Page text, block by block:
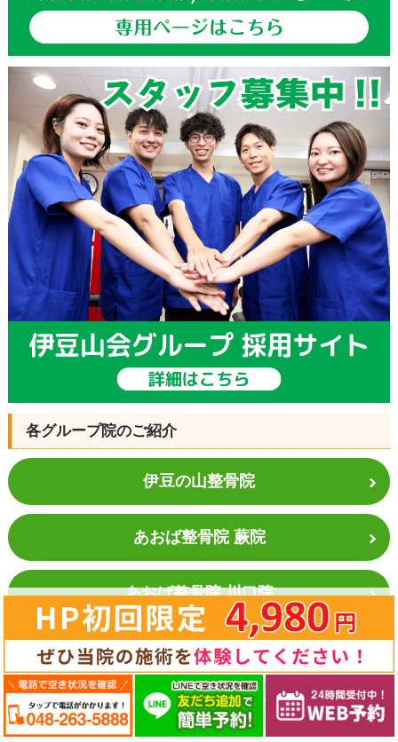
各グループ院のご紹介
伊豆の山整骨院
あおば整骨院 蕨院
あおば整骨院 川口院
さわやか整骨院
東中野さわやか整骨院・整体院